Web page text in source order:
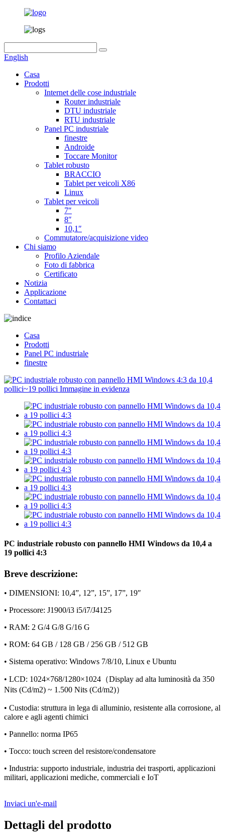
English
Casa
Prodotti
Internet delle cose industriale
Router industriale
DTU industriale
RTU industriale
Panel PC industriale
finestre
Androide
Toccare Monitor
Tablet robusto
BRACCIO
Tablet per veicoli X86
Linux
Tablet per veicoli
7″
8″
10,1″
Commutatore/acquisizione video
Chi siamo
Profilo Aziendale
Foto di fabbrica
Certificato
Notizia
Applicazione
Contattaci
Casa
Prodotti
Panel PC industriale
finestre
PC industriale robusto con pannello HMI Windows da 10,4 a
19 pollici 4:3
Breve descrizione:
• DIMENSIONI: 10,4”, 12”, 15”, 17”, 19″
• Processore: J1900/i3 i5/i7/J4125
• RAM: 2 G/4 G/8 G/16 G
• ROM: 64 GB / 128 GB / 256 GB / 512 GB
• Sistema operativo: Windows 7/8/10, Linux e Ubuntu
• LCD: 1024×768/1280×1024（Display ad alta luminosità da 350
Nits (Cd/m2) ~ 1.500 Nits (Cd/m2)）
• Custodia: struttura in lega di alluminio, resistente alla corrosione, al
calore e agli agenti chimici
• Pannello: norma IP65
• Tocco: touch screen del resistore/condensatore
• Industria: supporto industriale, industria dei trasporti, applicazioni
militari, applicazioni mediche, commerciali e IoT
Inviaci un'e-mail
Dettagli del prodotto